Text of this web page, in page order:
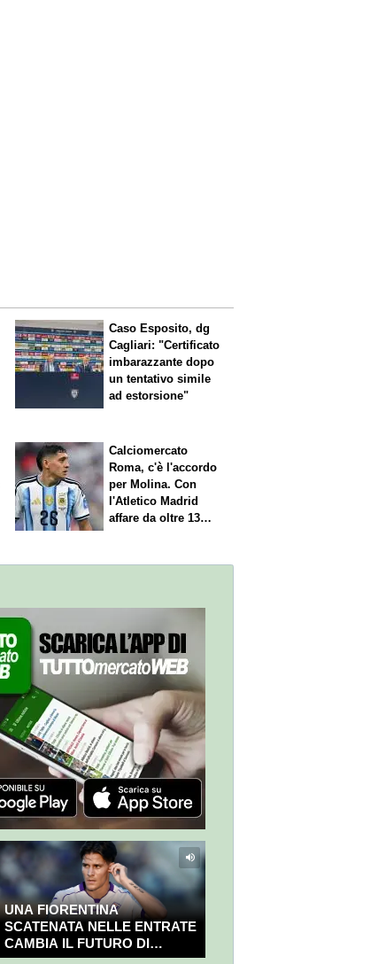
Caso Esposito, dg
Cagliari: "Certificato
imbarazzante dopo
un tentativo simile
ad estorsione"
Calciomercato
Roma, c'è l'accordo
per Molina. Con
l'Atletico Madrid
affare da oltre 13
UNA FIORENTINA
SCATENATA NELLE ENTRATE
CAMBIA IL FUTURO DI
NICOLÒ FAGIOLI?